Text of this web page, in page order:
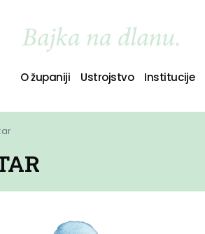
O županiji Ustrojstvo Institucije